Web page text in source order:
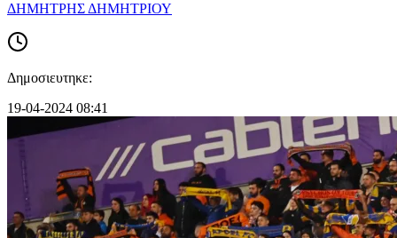
ΔΗΜΗΤΡΗΣ ΔΗΜΗΤΡΙΟΥ
Δημοσιευτηκε:
19-04-2024 08:41